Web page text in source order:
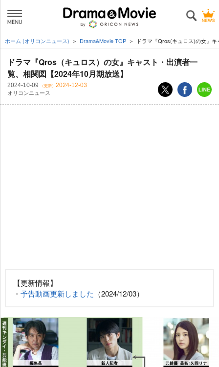
ホーム (オリコンニュース) Drama&Movie TOP ドラマ『Qros(キュロス)の女』
ドラマ『Qros（キュロス）の女』キャスト・出演者一
覧、相関図【2024年10月期放送】
2024-10-09 （更新） 2024-12-03
オリコンニュース
【更新情報】
・ 予告動画更新しました （2024/12/03）